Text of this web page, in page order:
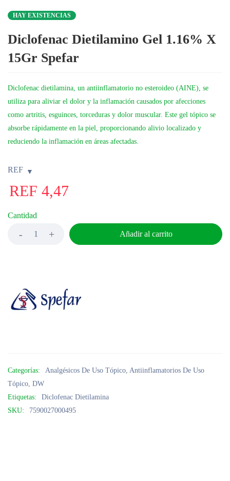
HAY EXISTENCIAS
Diclofenac Dietilamino Gel 1.16% X
15Gr Spefar
Diclofenac dietilamina, un antiinflamatorio no esteroideo (AINE), se
utiliza para aliviar el dolor y la inflamación causados por afecciones
como artritis, esguinces, torceduras y dolor muscular. Este gel tópico se
absorbe rápidamente en la piel, proporcionando alivio localizado y
reduciendo la inflamación en áreas afectadas.
REF
REF 4,47
Cantidad
Añadir al carrito
Categorías: Analgésicos De Uso Tópico Antiinflamatorios De Uso
Tópico DW
Etiquetas:
Diclofenac Dietilamina
SKU:
7590027000495